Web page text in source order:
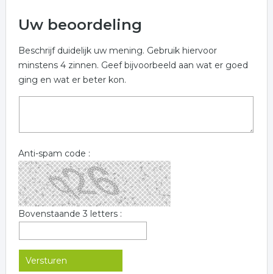
Uw beoordeling
Beschrijf duidelijk uw mening. Gebruik hiervoor
minstens 4 zinnen. Geef bijvoorbeeld aan wat er goed
ging en wat er beter kon.
Anti-spam code :
Bovenstaande 3 letters :